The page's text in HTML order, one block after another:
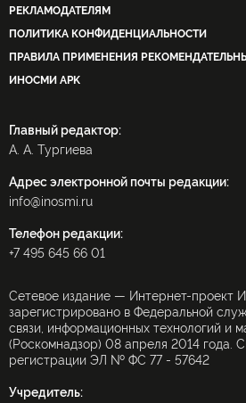
РЕКЛАМОДАТЕЛЯМ
ПОЛИТИКА КОНФИДЕНЦИАЛЬНОСТИ
ПРАВИЛА ПРИМЕНЕНИЯ
ИНОСМИ APK
Главный редактор:
А. А. Тургиева
Адрес электронной почты редакции:
info@inosmi.ru
Телефон редакции:
+7 495 645 66 01
Сетевое издание — Интернет-проект
зарегистрировано в Федеральной
связи, информационных технологий и
(Роскомнадзор) 08 апреля 2014 года.
регистрации ЭЛ № ФС 77 - 57642
Учредитель: